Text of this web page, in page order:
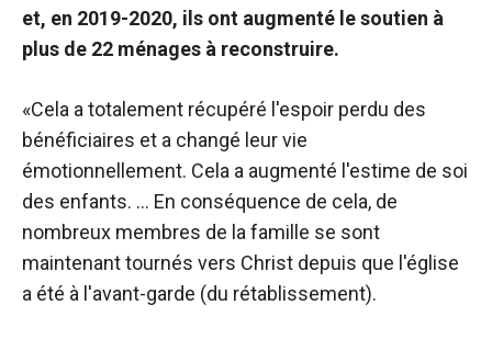
et, en 2019-2020, ils ont augmenté le soutien à
plus de 22 ménages à reconstruire.
«Cela a totalement récupéré l'espoir perdu des
bénéficiaires et a changé leur vie
émotionnellement. Cela a augmenté l'estime de soi
des enfants. … En conséquence de cela, de
nombreux membres de la famille se sont
maintenant tournés vers Christ depuis que l'église
a été à l'avant-garde (du rétablissement).